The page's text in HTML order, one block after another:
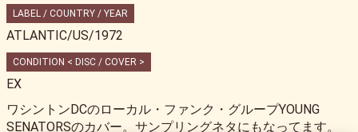
LABEL / COUNTRY / YEAR
ATLANTIC/US/1972
CONDITION < DISC / COVER >
EX
ワシントンDCのローカル・ファンク・グループYOUNG
SENATORSのカバー。サンプリングネタにもなってます。